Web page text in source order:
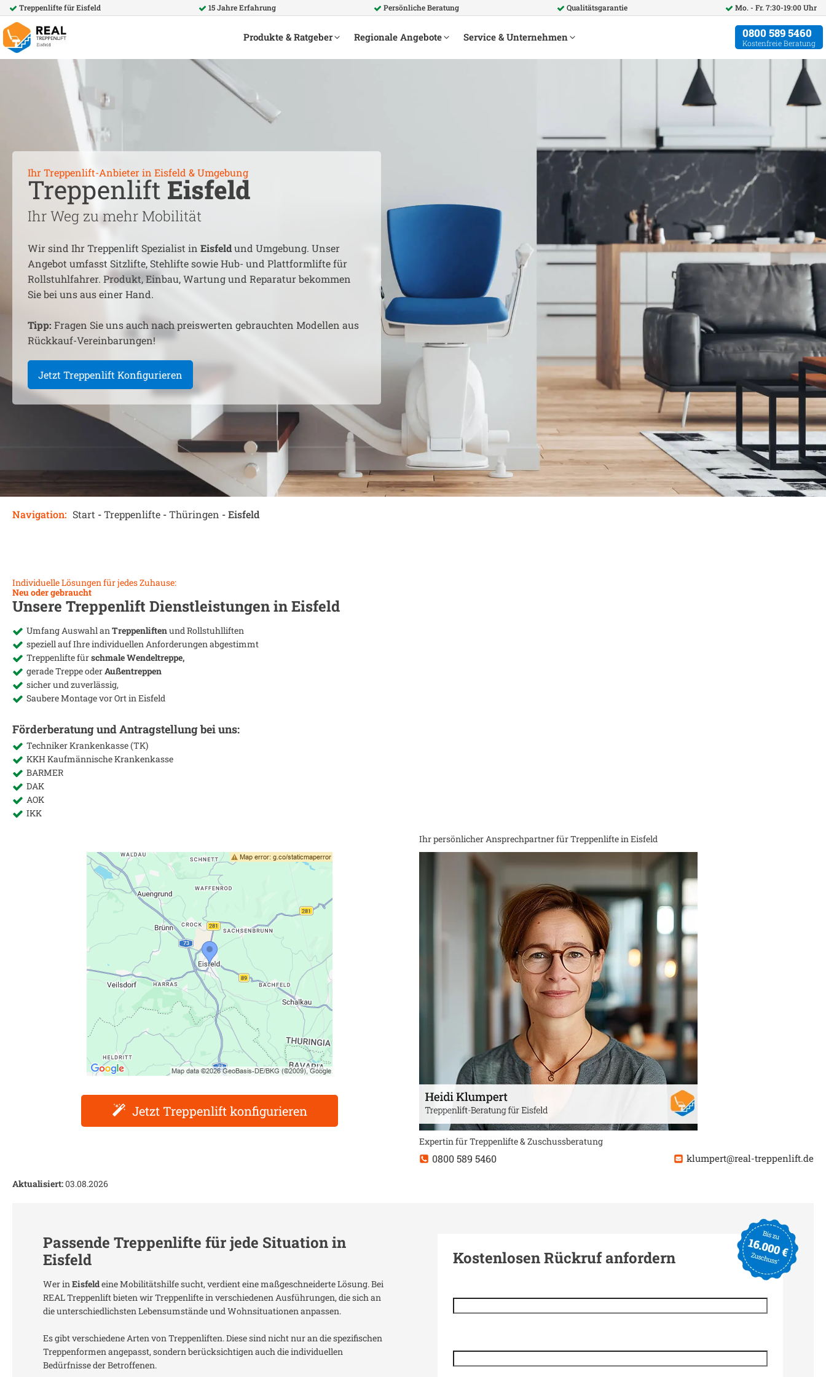
Treppenlifte fürEisfeld 15 Jahre Erfahrung Persönliche Beratung Qualitätsgarantie Mo. - Fr. 7:30-19:00 Uhr
Produkte & Ratgeber Regionale Angebote Service & Unternehmen 0800 589 5460
Kostenfreie Beratung
Ihr Treppenlift-Anbieter in Eisfeld & Umgebung
Treppenlift Eisfeld
Ihr Weg zu mehr Mobilität
Wir sind Ihr Treppenlift Spezialist in Eisfeldund Umgebung. Unser
Angebot umfasst Sitzlifte, Stehlifte sowie Hub- und Plattformlifte für
Rollstuhlfahrer. Produkt, Einbau, Wartung und Reparatur bekommen
Sie bei uns aus einer Hand.
Tipp: Fragen Sie uns auch nach preiswerten gebrauchten Modellen aus
Rückkauf-Vereinbarungen!
Jetzt Treppenlift Konfigurieren
Navigation: Start -Treppenlifte -Thüringen -Eisfeld
Individuelle Lösungen für jedes Zuhause:
Neu oder gebraucht
Unsere Treppenlift Dienstleistungen inEisfeld
Umfang Auswahl an Treppenliftenund Rollstuhlliften
speziell auf Ihre individuellen Anforderungen abgestimmt
Treppenlifte fürschmale Wendeltreppe,
gerade Treppe oderAußentreppen
sicher und zuverlässig,
Saubere Montage vor Ort in Eisfeld
Förderberatung und Antragstellung bei uns:
Techniker Krankenkasse (TK)
KKH Kaufmännische Krankenkasse
BARMER
DAK
AOK
IKK
Jetzt Treppenlift konfigurieren
Ihr persönlicher Ansprechpartner für Treppenlifte in Eisfeld
Expertin für Treppenlifte & Zuschussberatung
0800 589 5460 klumpert@real-treppenlift.de
Aktualisiert:03.08.2026
Passende Treppenlifte für jede Situation in
Eisfeld
Wer in Eisfeldeine Mobilitätshilfe sucht, verdient eine maßgeschneiderte Lösung. Bei
REAL Treppenlift bieten wir Treppenlifte in verschiedenen Ausführungen, die sich an
die unterschiedlichsten Lebensumstände und Wohnsituationen anpassen.
Es gibt verschiedene Arten von Treppenliften. Diese sind nicht nur an die spezifischen
Treppenformen angepasst, sondern berücksichtigen auch die individuellen
Bedürfnisse der Betroffenen.
Kostenlosen Rückruf anfordern